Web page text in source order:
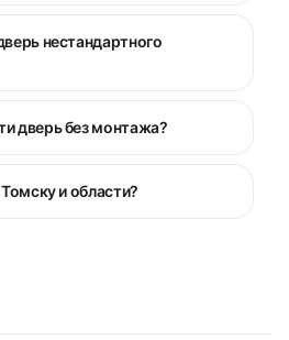
нестандартного
дверь без монтажа?
и области?